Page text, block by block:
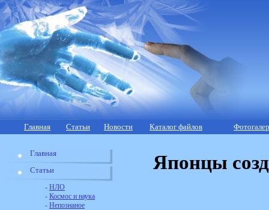
Главная Статьи Новости Каталог файлов
Главная
Статьи
- НЛО
- Космос и наука
- Непознаное
Японцы